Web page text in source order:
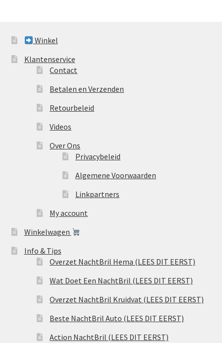
Winkel
Klantenservice
Contact
Betalen en Verzenden
Retourbeleid
Videos
Over Ons
Privacybeleid
Algemene Voorwaarden
Linkpartners
My account
Winkelwagen
Info & Tips
Overzet NachtBril Hema (LEES DIT EERST)
Wat Doet Een NachtBril (LEES DIT EERST)
Overzet NachtBril Kruidvat (LEES DIT EERST)
Beste NachtBril Auto (LEES DIT EERST)
Action NachtBril (LEES DIT EERST)